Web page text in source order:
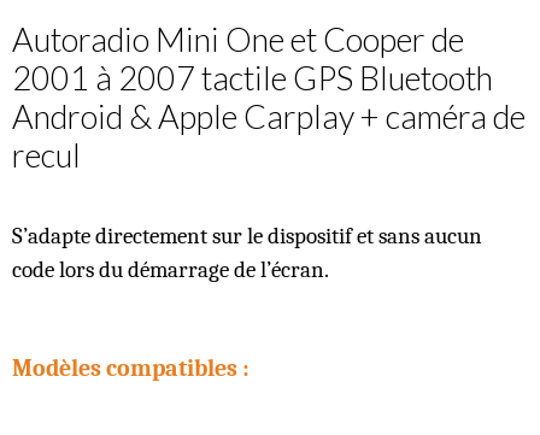
Autoradio Mini One et Cooper de
2001 à 2007 tactile GPS Bluetooth
Android & Apple Carplay + caméra de
recul
S’adapte directement sur le dispositif et sans aucun
code lors du démarrage de l’écran.
Modèles compatibles :